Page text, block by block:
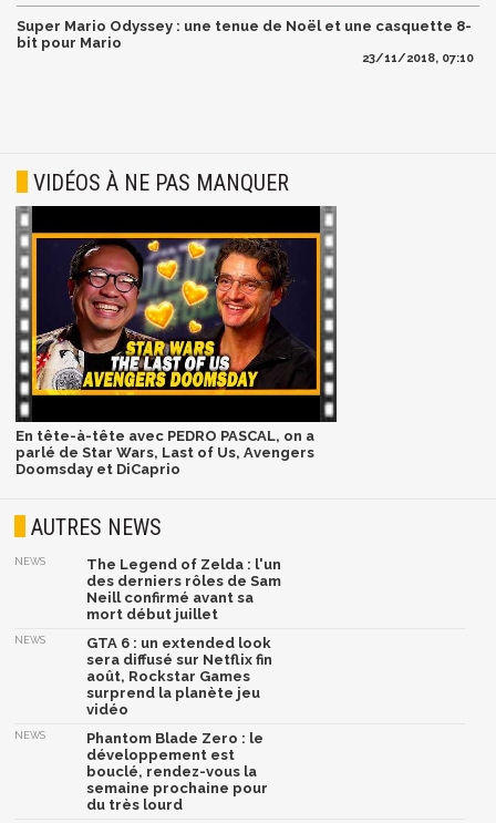
Super Mario Odyssey : une tenue de Noël et une casquette 8-
bit pour Mario
23/11/2018, 07:10
VIDÉOS À NE PAS MANQUER
En tête-à-tête avec PEDRO PASCAL, on a
parlé de Star Wars, Last of Us, Avengers
Doomsday et DiCaprio
AUTRES NEWS
NEWS
The Legend of Zelda : l'un
des derniers rôles de Sam
Neill confirmé avant sa
mort début juillet
NEWS
GTA 6 : un extended look
sera diffusé sur Netflix fin
août, Rockstar Games
surprend la planète jeu
vidéo
NEWS
Phantom Blade Zero : le
développement est
bouclé, rendez-vous la
semaine prochaine pour
du très lourd